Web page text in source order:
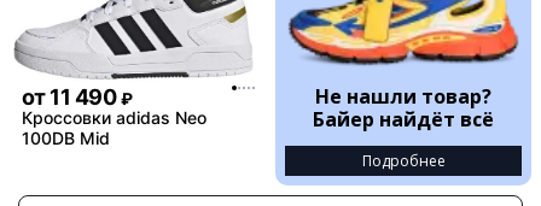
от11 490 ₽
Кроссовки adidas Neo
100DB Mid
Не нашли товар?
Байер найдёт всё
Подробнее